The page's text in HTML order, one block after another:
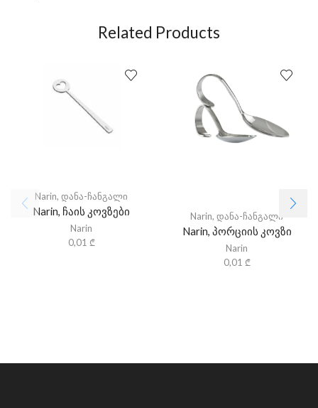
Related Products
Narin, დანა-ჩანგალი
Narin, ჩაის კოვზები
Narin
0,01 ₾
Narin, დანა-ჩანგალი
Narin, პორციის კოვზი
Narin
0,01 ₾